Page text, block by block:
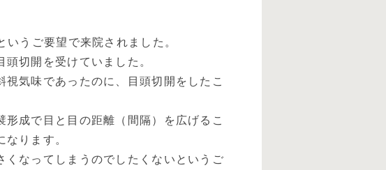
うご要望で来院されました。
切開を受けていました。
気味であったのに、目頭切開をしたこ
成で目と目の距離（間隔）を広げるこ
ります。
なってしまうのでしたくないというご